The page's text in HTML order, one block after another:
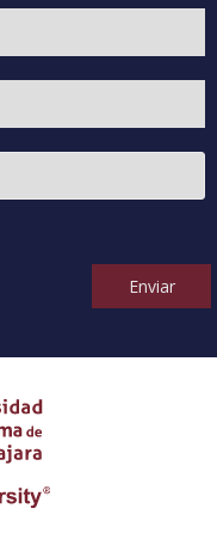
Enviar